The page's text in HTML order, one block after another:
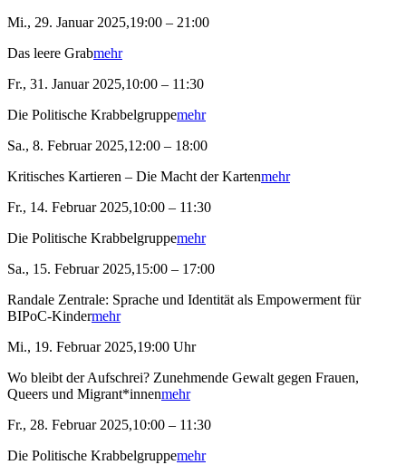
Mi., 29. Januar 2025,19:00 – 21:00
Das leere Grabmehr
Fr., 31. Januar 2025,10:00 – 11:30
Die Politische Krabbelgruppemehr
Sa., 8. Februar 2025,12:00 – 18:00
Kritisches Kartieren – Die Macht der Kartenmehr
Fr., 14. Februar 2025,10:00 – 11:30
Die Politische Krabbelgruppemehr
Sa., 15. Februar 2025,15:00 – 17:00
Randale Zentrale: Sprache und Identität als Empowerment für
BIPoC-Kindermehr
Mi., 19. Februar 2025,19:00 Uhr
Wo bleibt der Aufschrei? Zunehmende Gewalt gegen Frauen,
Queers und Migrant*innenmehr
Fr., 28. Februar 2025,10:00 – 11:30
Die Politische Krabbelgruppemehr